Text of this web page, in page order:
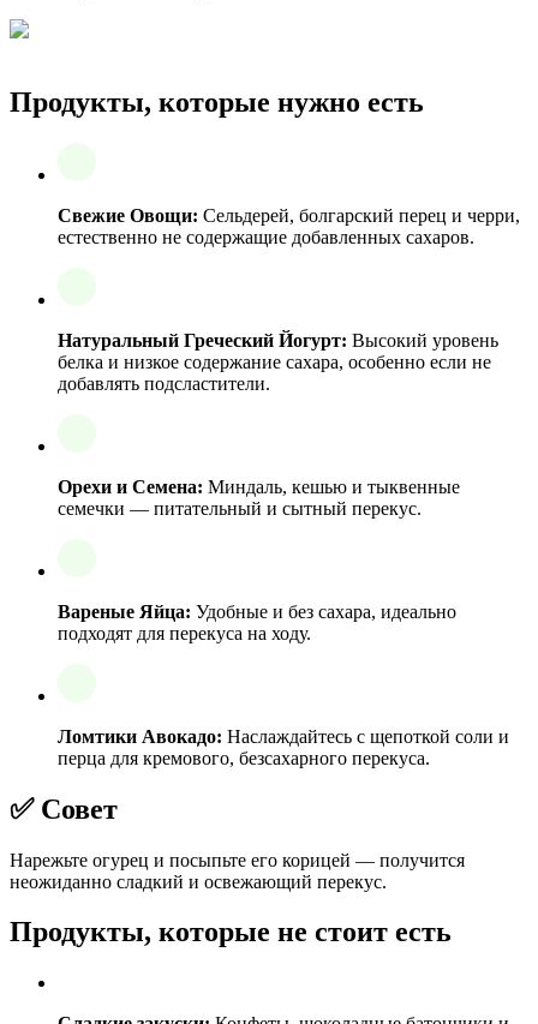
Продукты, которые нужно есть
Свежие Овощи: Сельдерей, болгарский перец и черри,
естественно не содержащие добавленных сахаров.
Натуральный Греческий Йогурт: Высокий уровень
белка и низкое содержание сахара, особенно если не
добавлять подсластители.
Орехи и Семена: Миндаль, кешью и тыквенные
семечки — питательный и сытный перекус.
Вареные Яйца: Удобные и без сахара, идеально
подходят для перекуса на ходу.
Ломтики Авокадо: Наслаждайтесь с щепоткой соли и
перца для кремового, безсахарного перекуса.
✅ Совет
Нарежьте огурец и посыпьте его корицей — получится
неожиданно сладкий и освежающий перекус.
Продукты, которые не стоит есть